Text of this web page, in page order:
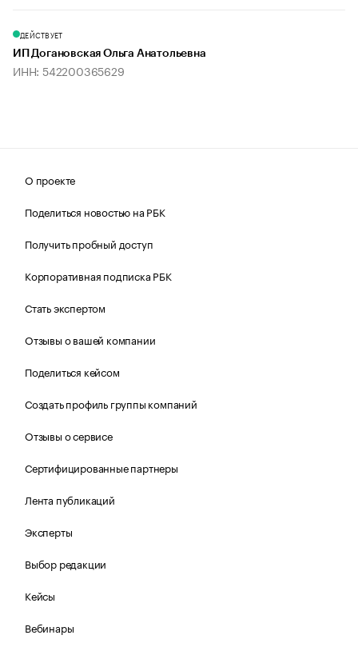
ДЕЙСТВУЕТ
ИП Догановская Ольга Анатольевна
ИНН: 542200365629
О проекте
Поделиться новостью на РБК
Получить пробный доступ
Корпоративная подписка РБК
Стать экспертом
Отзывы о вашей компании
Поделиться кейсом
Создать профиль группы компаний
Отзывы о сервисе
Сертифицированные партнеры
Лента публикаций
Эксперты
Выбор редакции
Кейсы
Вебинары